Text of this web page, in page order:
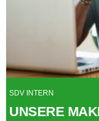
SDV INTERN
UNSERE